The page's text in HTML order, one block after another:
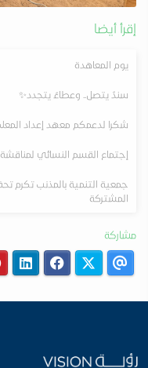
إقرأ أيضا
يوم المعاهدة
‏سندٌ يتصل.. وعطاءٌ يتجدد✨
شكرا لدعمكم معهد إعداد
إجتماع القسم النسائي لمناقشة
جمعية التنمية بالمذنب تكرم
المشتركة
مشاركة